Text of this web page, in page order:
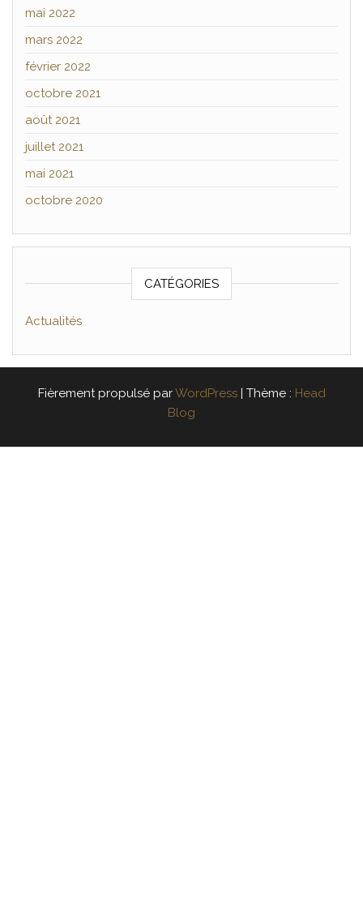
mai 2022
mars 2022
février 2022
octobre 2021
août 2021
juillet 2021
mai 2021
octobre 2020
CATÉGORIES
Actualités
Fièrement propulsé parWordPress Thème : Head
Blog